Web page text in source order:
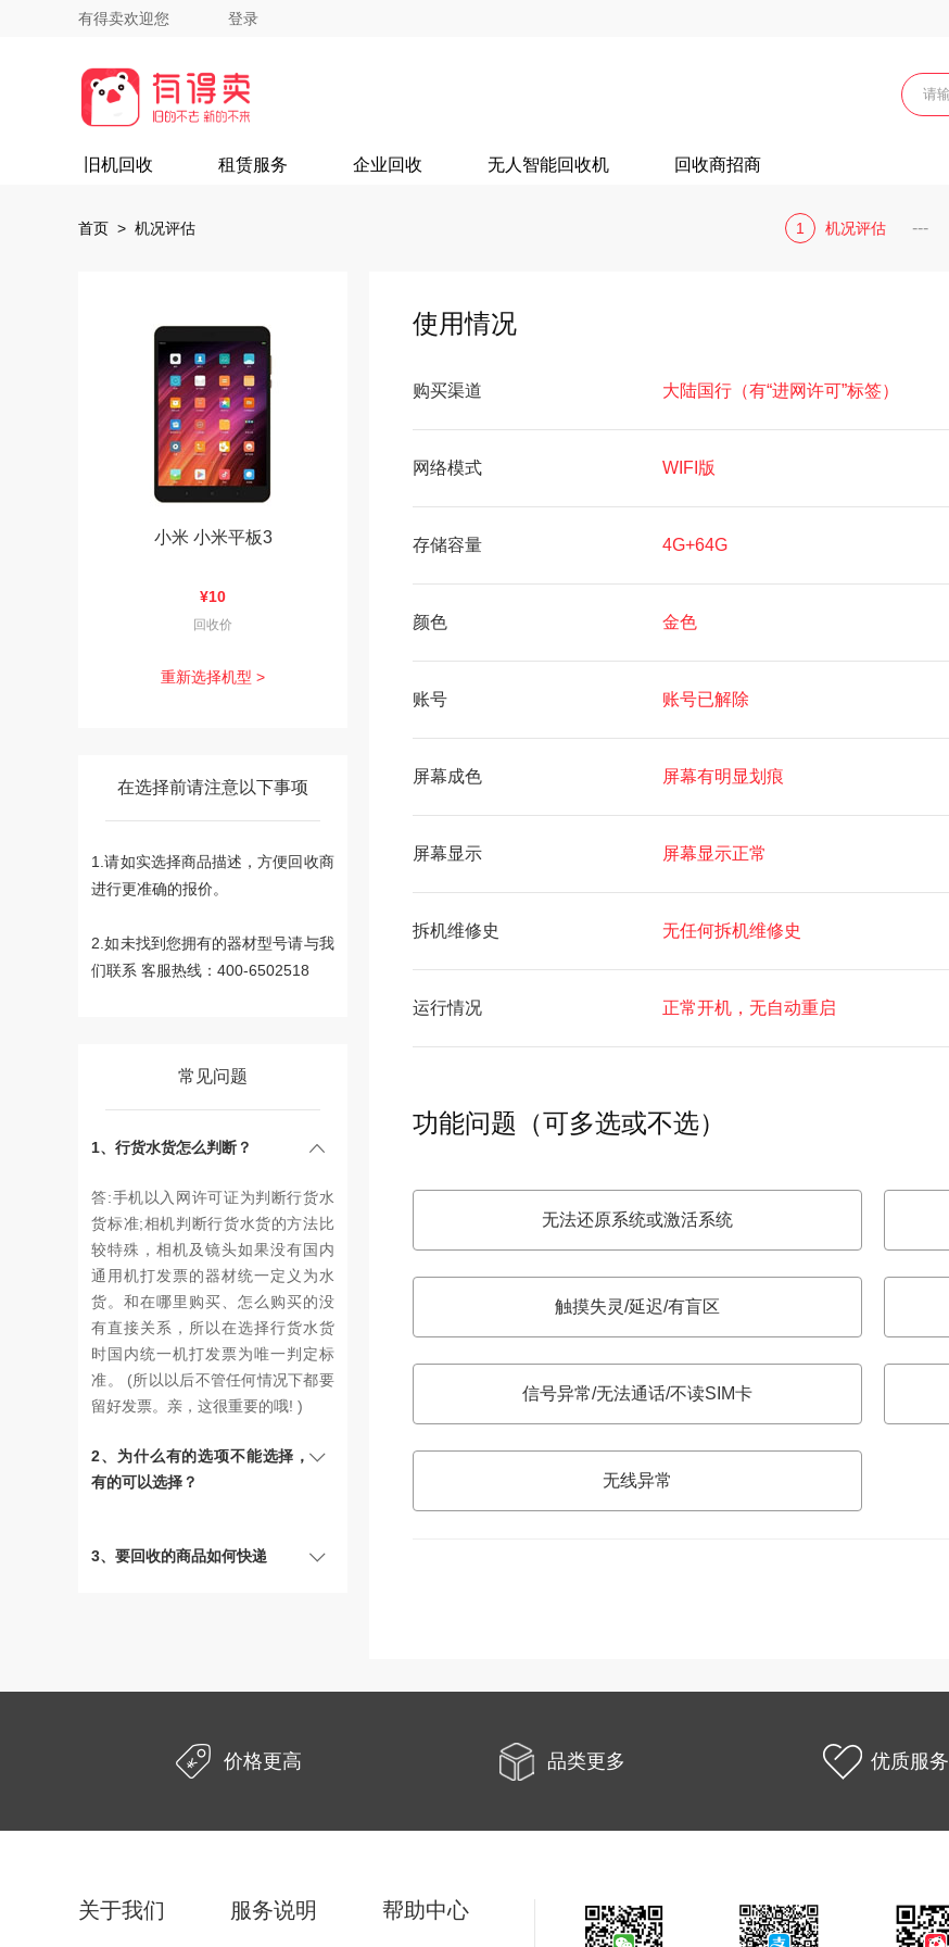
有得卖欢迎您 登录
旧机回收 租赁服务 企业回收 无人智能回收机 回收商招商
首页 > 机况评估 1 机况评估 ---
小米 小米平板3
¥10
回收价
重新选择机型 >
在选择前请注意以下事项
1.请如实选择商品描述，方便回收商
进行更准确的报价。
2.如未找到您拥有的器材型号请与我
们联系 客服热线：400-6502518
常见问题
1、行货水货怎么判断？
答:手机以入网许可证为判断行货水
货标准;相机判断行货水货的方法比
较特殊，相机及镜头如果没有国内
通用机打发票的器材统一定义为水
货。和在哪里购买、怎么购买的没
有直接关系，所以在选择行货水货
时国内统一机打发票为唯一判定标
准。 (所以以后不管任何情况下都要
留好发票。亲，这很重要的哦! )
2、为什么有的选项不能选择，
有的可以选择？
3、要回收的商品如何快递
使用情况
购买渠道 大陆国行（有“进网许可”标签）
网络模式 WIFI版
存储容量 4G+64G
颜色 金色
账号 账号已解除
屏幕成色 屏幕有明显划痕
屏幕显示 屏幕显示正常
拆机维修史 无任何拆机维修史
运行情况 正常开机，无自动重启
功能问题（可多选或不选）
无法还原系统或激活系统
触摸失灵/延迟/有盲区
信号异常/无法通话/不读SIM卡
无线异常
价格更高 品类更多 优质服务
关于我们 服务说明 帮助中心